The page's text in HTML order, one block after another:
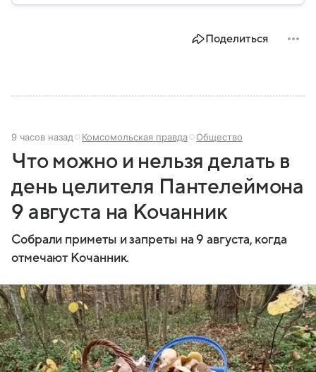
Поделиться
9 часов назад Комсомольская правда Общество
Что можно и нельзя делать в
день целителя Пантелеймона
9 августа на Кочанник
Собрали приметы и запреты на 9 августа, когда
отмечают Кочанник.